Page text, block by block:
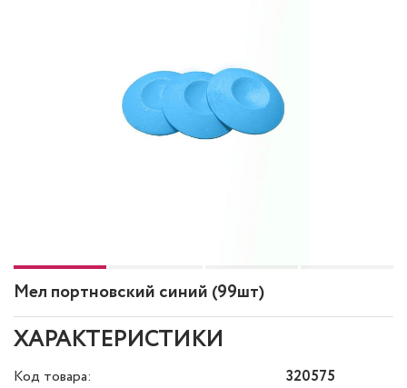
Мел портновский синий (99шт)
ХАРАКТЕРИСТИКИ
Код товара:
320575